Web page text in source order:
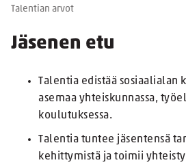
Talentian arvot
Jäsenen etu
Talentia edistää sosiaalialan
asemaa yhteiskunnassa,
koulutuksessa.
Talentia tuntee jäsentensä
kehittymistä ja toimii